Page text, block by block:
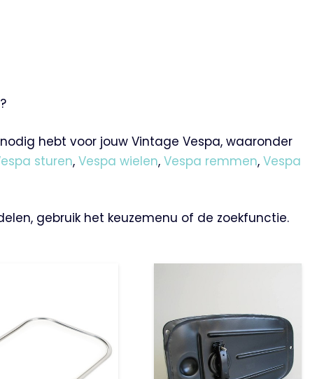
hebt voor jouw Vintage Vespa, waaronder
sturen, Vespa wielen, Vespa remmen, Vespa
gebruik het keuzemenu of de zoekfunctie.